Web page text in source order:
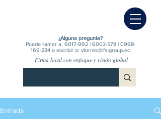
¿Alguna pregunta?
Puede llamar a: 6017-992| 6002-578| 0998-
169-234 o escribir a: vtorres@ifs-group.ec
Firma local con enfoque y visión global
Entrada